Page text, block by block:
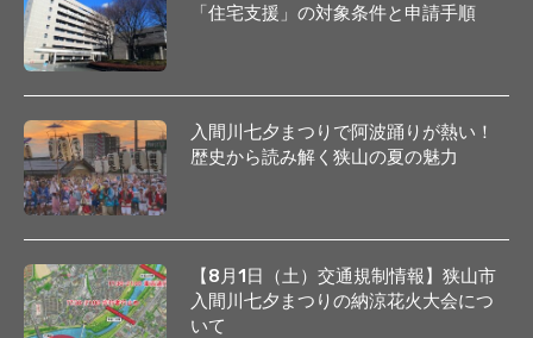
「住宅支援」の対象条件と申請手順
入間川七夕まつりで阿波踊りが熱い！
歴史から読み解く狭山の夏の魅力
【8月1日（土）交通規制情報】狭山市
入間川七夕まつりの納涼花火大会につ
いて